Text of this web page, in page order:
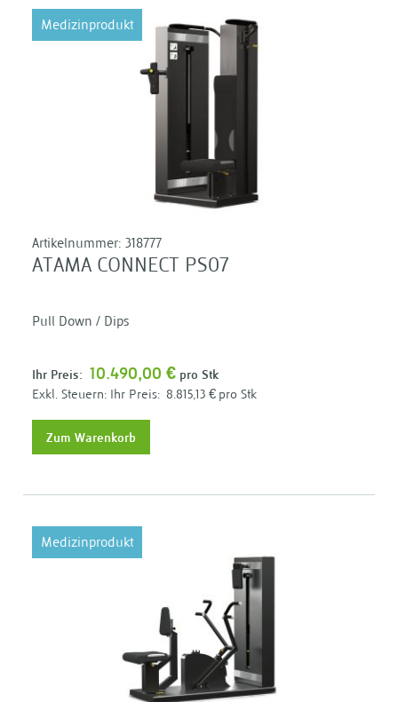
Medizinprodukt
Artikelnummer: 318777
ATAMA CONNECT PS07
Pull Down / Dips
Ihr Preis: 10.490,00 € pro Stk
Ihr Preis: 8.815,13 € pro Stk
Zum Warenkorb
Medizinprodukt